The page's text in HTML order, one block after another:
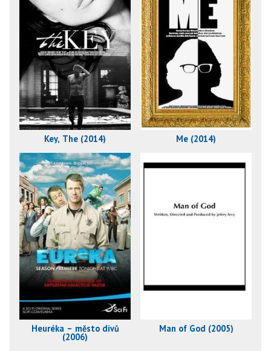
Key, The (2014) Me (2014)
Heuréka – město divů
(2006)
Man of God (2005)